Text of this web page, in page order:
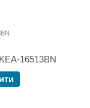
16513BN